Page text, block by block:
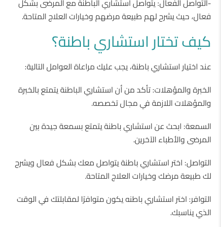
فعال، حيث يشرح لهم طبيعة مرضهم وخيارات العلاج المتاحة.
كيف تختار استشاري باطنة؟
عند اختيار استشاري باطنة، يجب عليك مراعاة العوامل التالية:
الخبرة والمؤهلات: تأكد من أن استشاري الباطنة يتمتع بالخبرة
والمؤهلات اللازمة في مجال تخصصه.
السمعة: ابحث عن استشاري باطنة يتمتع بسمعة جيدة بين
المرضى والأطباء الآخرين.
التواصل: اختر استشاري باطنة يتواصل معك بشكل فعال ويشرح
لك طبيعة مرضك وخيارات العلاج المتاحة.
التوافر: اختر استشاري باطنه يكون متوافرًا لمقابلتك في الوقت
الذي يناسبك.